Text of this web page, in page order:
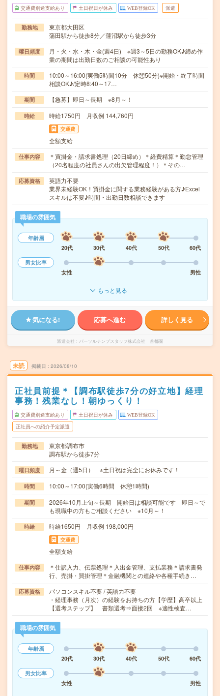
交通費別途支給あり 土日祝日が休み WEB登録OK 派遣
勤務地
東京都大田区
蒲田駅から徒歩8分／蓮沼駅から徒歩3分
曜日頻度
月・火・水・木・金(週4日) ※週3～5日の勤務OK♪締め作
業の期間は出勤日数のご相談の可能性あり
時間
10:00～16:00(実働5時間10分 休憩50分)※開始・終了時間
相談OK♪/定時8:40～17…
期間 【急募】即日～長期 ※8月～！
時給 時給1750円 月収例 144,760円
交通費
全額支給
仕事内容
＊買掛金・請求書処理（20日締め）＊経費精算＊勤怠管理
（20名程度の社員さんの出欠管理程度！）＊その…
応募資格
英語力不要
業界未経験OK！買掛金に関する業務経験がある方♪Excel
スキルは不要♪時間・出勤日数相談できます
職場の雰囲気
年齢層
20代
30代 40代 50代
60代
男女比率
女性
男性
もっと見る
気になる! 応募へ進む 詳しく見る
派遣会社 パーソルテンプスタッフ株式会社 首都圏
未読 掲載日 2026/08/10
正社員前提＊【調布駅徒歩7分の好立地】経理
事務！残業なし！朝ゆっくり！
交通費別途支給あり 土日祝日が休み WEB登録OK
正社員への紹介予定派遣
勤務地
東京都調布市
調布駅から徒歩7分
曜日頻度 月～金（週5日） ※土日祝は完全にお休みです！
時間 10:00～17:00(実働6時間 休憩1時間)
期間
2026年10月上旬～長期 開始日は相談可能です 即日～で
も現職中の方もご相談ください ※10月～！
時給 時給1650円 月収例 198,000円
交通費
全額支給
仕事内容
＊仕訳入力、伝票処理＊入出金管理、支払業務＊請求書発
行、売掛・買掛管理＊金融機関との連絡や各種手続き…
応募資格
パソコンスキル不要 / 英語力不要
・経理事務（月次）の経験をお持ちの方【学歴】高卒以上
【選考ステップ】 書類選考⇒面接2回 ※適性検査…
職場の雰囲気
年齢層
20代
30代 40代 50代
60代
男女比率
女性
男性